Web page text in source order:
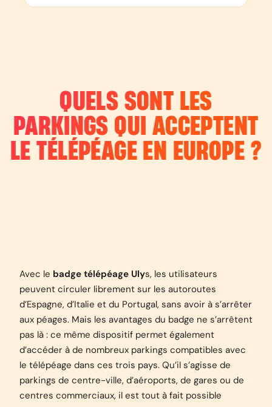
QUELS SONT LES
PARKINGS QUI ACCEPTENT
LE TÉLÉPÉAGE EN EUROPE ?
Avec le badge télépéage Ulys, les utilisateurs
peuvent circuler librement sur les autoroutes
d’Espagne, d’Italie et du Portugal, sans avoir à s’arrêter
aux péages. Mais les avantages du badge ne s’arrêtent
pas là : ce même dispositif permet également
d’accéder à de nombreux parkings compatibles avec
le télépéage dans ces trois pays. Qu’il s’agisse de
parkings de centre-ville, d’aéroports, de gares ou de
centres commerciaux, il est tout à fait possible